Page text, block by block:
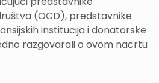
(OCD), predstavnike
institucija i donatorske
razgovarali o ovom nacrtu